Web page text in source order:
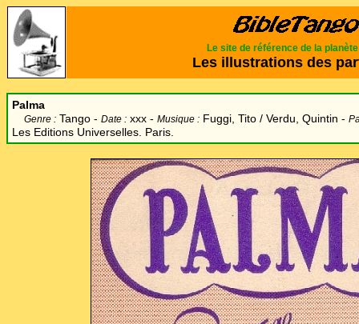
Le site de référence de la planète
Les illustrations des
Palma
Genre : Tango - Date : xxx - Musique : Fuggi, Tito / Verdu, Quintin -
Les Editions Universelles. Paris.